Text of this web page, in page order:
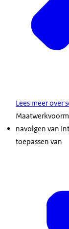
Lees meer over
navolgen van
toepassen van